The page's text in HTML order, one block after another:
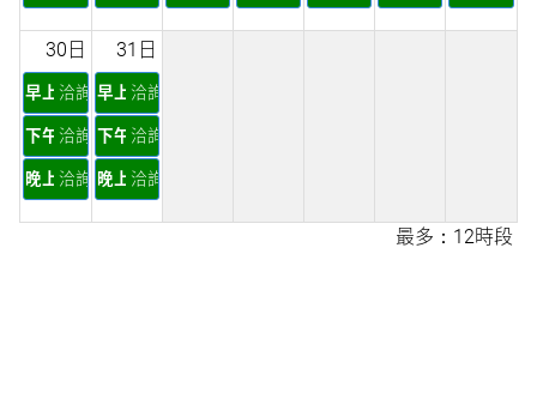
30日
早上 洽詢
下午 洽詢
晚上 洽詢
31日
早上 洽詢
下午 洽詢
晚上 洽詢
最多：12時段